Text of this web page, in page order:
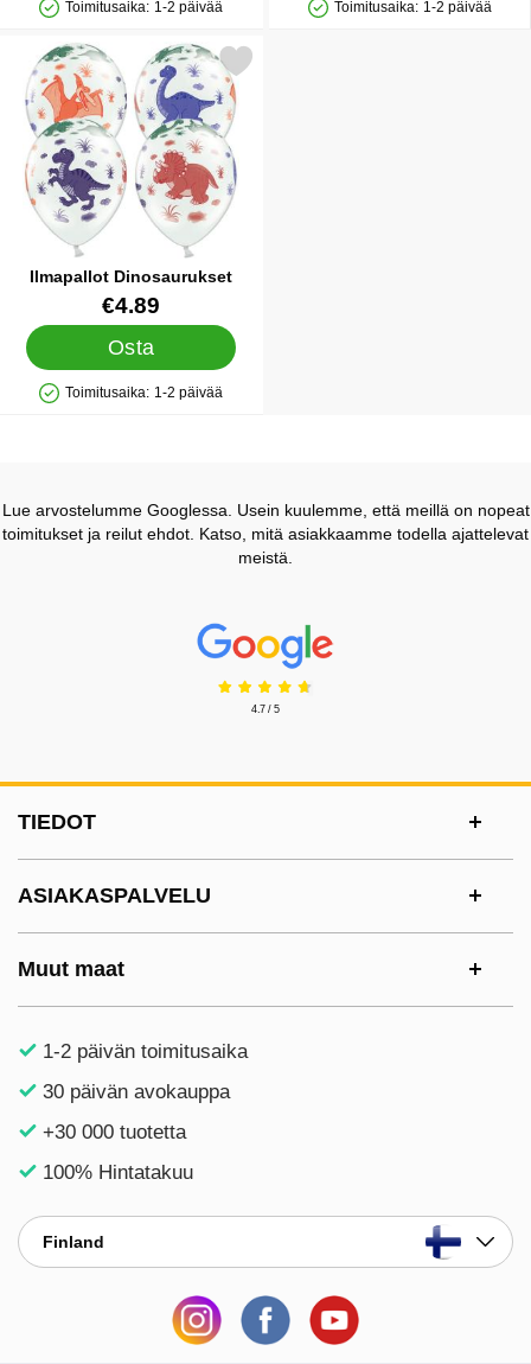
Saatavuus: Varastossa
Toimitusaika: 1-2 päivää
Saatavuus: Varastossa
Toimitusaika: 1-2 päivää
Ilmapallot Dinosaurukset
Tuote.nro 14047
€4.89
Osta
Saatavuus: Varastossa
Toimitusaika: 1-2 päivää
Merkitse ilmapallot Dinosaurukset suosikiksi
Lue arvostelumme Googlessa. Usein kuulemme, että meillä on nopeat
toimitukset ja reilut ehdot. Katso, mitä asiakkaamme todella ajattelevat
meistä.
Prisjakt Arvostelu: 4.7 Tähdet
4.7 / 5
TIEDOT
ASIAKASPALVELU
Muut maat
1-2 päivän toimitusaika
30 päivän avokauppa
+30 000 tuotetta
100% Hintatakuu
Finland